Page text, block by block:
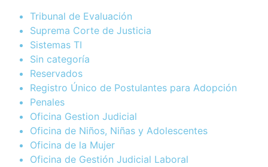
Tribunal de Evaluación
Suprema Corte de Justicia
Sistemas TI
Sin categoría
Reservados
Registro Único de Postulantes para Adopción
Penales
Oficina Gestion Judicial
Oficina de Niños, Niñas y Adolescentes
Oficina de la Mujer
Oficina de Gestión Judicial Laboral